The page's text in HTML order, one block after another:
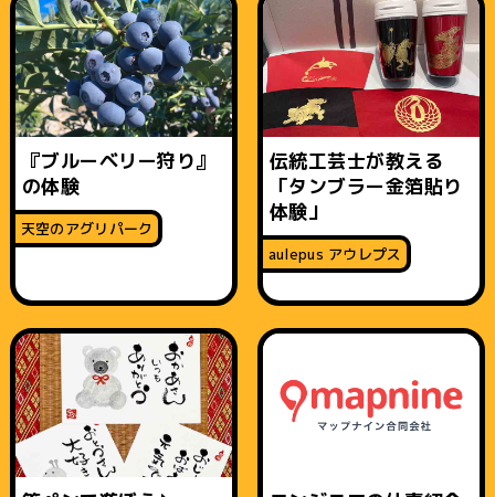
『ブルーベリー狩り』
の体験
天空のアグリパーク
伝統工芸士が教える
「タンブラー金箔貼り
体験」
aulepus アウレプス